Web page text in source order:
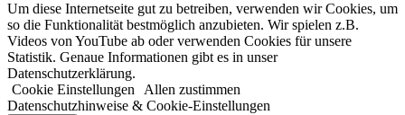
Um diese Internetseite gut zu betreiben, verwenden wir Cookies, um
so die Funktionalität bestmöglich anzubieten. Wir spielen z.B.
Videos von YouTube ab oder verwenden Cookies für unsere
Statistik. Genaue Informationen gibt es in unser
Datenschutzerklärung.
Cookie Einstellungen Allen zustimmen
Datenschutzhinweise & Cookie-Einstellungen